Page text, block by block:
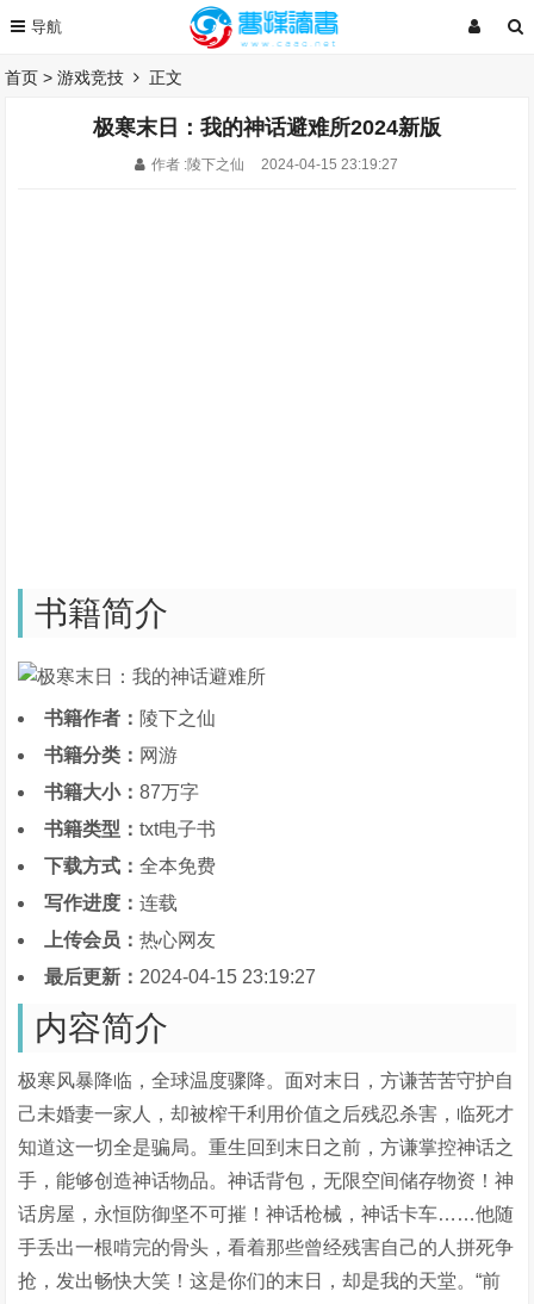
首页 >游戏竞技 正文
极寒末日：我的神话避难所2024新版
作者 :陵下之仙 2024-04-15 23:19:27
书籍简介
书籍作者： 陵下之仙
书籍分类： 网游
书籍大小：87万字
书籍类型：txt电子书
下载方式：全本免费
写作进度：连载
上传会员：热心网友
最后更新： 2024-04-15 23:19:27
内容简介
极寒风暴降临，全球温度骤降。面对末日，方谦苦苦守护自
己未婚妻一家人，却被榨干利用价值之后残忍杀害，临死才
知道这一切全是骗局。重生回到末日之前，方谦掌控神话之
手，能够创造神话物品。神话背包，无限空间储存物资！神
话房屋，永恒防御坚不可摧！神话枪械，神话卡车……他随
手丢出一根啃完的骨头，看着那些曾经残害自己的人拼死争
抢，发出畅快大笑！这是你们的末日，却是我的天堂。“前